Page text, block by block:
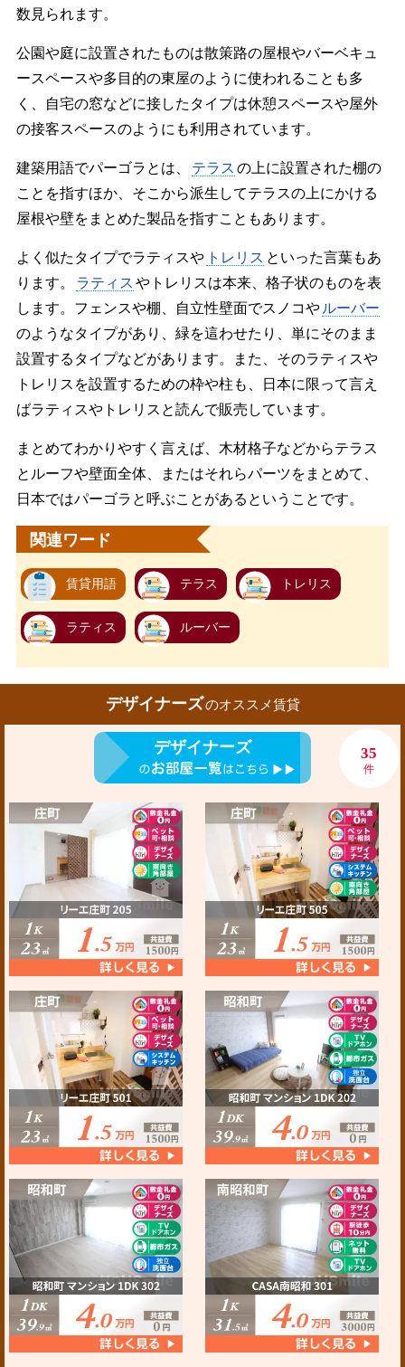
数見られます。
公園や庭に設置されたものは散策路の屋根やバーベキュ
ースペースや多目的の東屋のように使われることも多
く、自宅の窓などに接したタイプは休憩スペースや屋外
の接客スペースのようにも利用されています。
建築用語でパーゴラとは、 テラス の上に設置された棚の
ことを指すほか、そこから派生してテラスの上にかける
屋根や壁をまとめた製品を指すこともあります。
よく似たタイプでラティスや トレリス といった言葉もあ
ります。
ラティス やトレリスは本来、格子状のものを表
します。フェンスや棚、自立性壁面でスノコや ルーバー
のようなタイプがあり、緑を這わせたり、単にそのまま
設置するタイプなどがあります。また、そのラティスや
トレリスを設置するための枠や柱も、日本に限って言え
ばラティスやトレリスと読んで販売しています。
まとめてわかりやすく言えば、木材格子などからテラス
とルーフや壁面全体、またはそれらパーツをまとめて、
日本ではパーゴラと呼ぶことがあるということです。
関連ワード
賃貸用語 テラス トレリス
ラティス ルーバー
デザイナーズのオススメ賃貸
デザイナーズ 35
件